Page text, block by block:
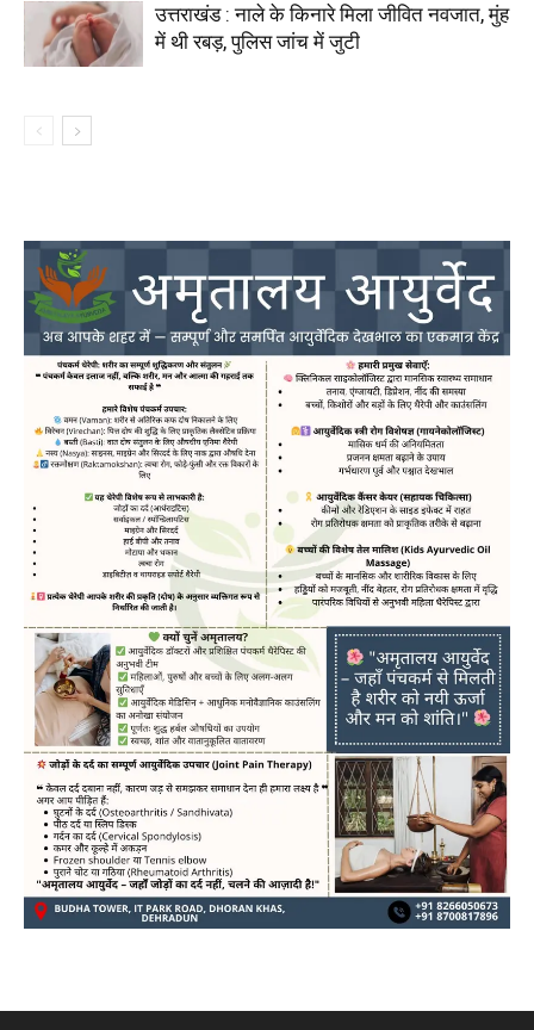
उत्तराखंड : नाले के किनारे मिला जीवित नवजात, मुंह
में थी रबड़, पुलिस जांच में जुटी